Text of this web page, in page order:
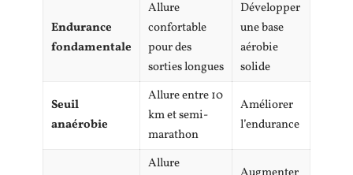
Endurance
fondamentale
Allure
confortable
pour des
sorties longues
Développer
une base
aérobie
solide
Seuil
anaérobie
Allure entre 10
km et semi-
marathon
Améliorer
l’endurance
Allure